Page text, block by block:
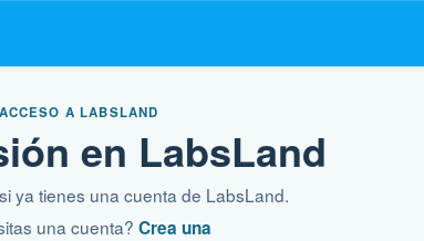
ACCESO A LABSLAND
en LabsLand
ya tienes una cuenta de LabsLand.
una cuenta? Crea una